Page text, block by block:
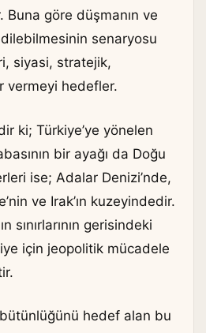
Buna göre düşmanın ve
senaryosu
siyasi, stratejik,
vermeyi hedefler.
ki; Türkiye’ye yönelen
bir ayağı da Doğu
ise; Adalar Denizi’nde,
ve Irak’ın kuzeyindedir.
sınırlarının gerisindeki
için jeopolitik mücadele
hedef alan bu